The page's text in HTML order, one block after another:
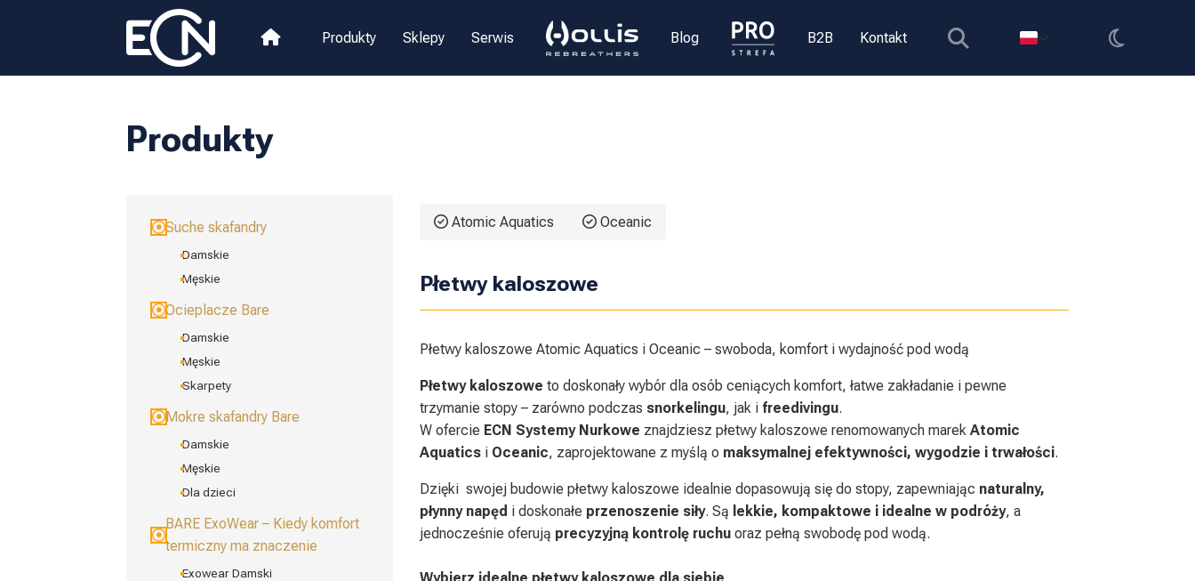
Produkty Sklepy Serwis Blog B2B Kontakt
Produkty
Suche skafandry
Damskie
Męskie
Ocieplacze Bare
Damskie
Męskie
Skarpety
Mokre skafandry Bare
Damskie
Męskie
Dla dzieci
BARE ExoWear – Kiedy komfort
termiczny ma znaczenie
Exowear Damski
Atomic Aquatics Oceanic
Płetwy kaloszowe
Płetwy kaloszowe Atomic Aquatics i Oceanic – swoboda, komfort i wydajność pod wodą
Płetwy kaloszowe to doskonały wybór dla osób ceniących komfort, łatwe zakładanie i pewne
trzymanie stopy – zarówno podczas snorkelingu, jak i freedivingu.
W ofercie ECN Systemy Nurkowe znajdziesz płetwy kaloszowe renomowanych marek Atomic
Aquatics i Oceanic, zaprojektowane z myślą o maksymalnej efektywności, wygodzie i trwałości.
Dzięki swojej budowie płetwy kaloszowe idealnie dopasowują się do stopy, zapewniając naturalny,
płynny napęd i doskonałe przenoszenie siły. Są lekkie, kompaktowe i idealne w podróży, a
jednocześnie oferują precyzyjną kontrolę ruchu oraz pełną swobodę pod wodą.